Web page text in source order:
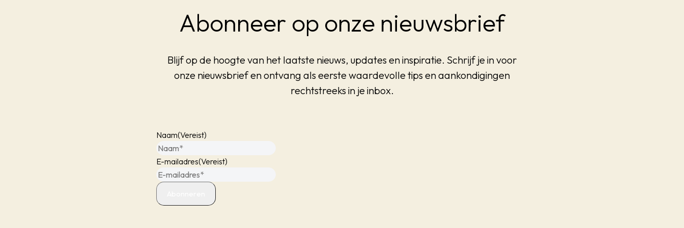
Abonneer op onze nieuwsbrief
Blijf op de hoogte van het laatste nieuws, updates en inspiratie. Schrijf je in voor
onze nieuwsbrief en ontvang als eerste waardevolle tips en aankondigingen
rechtstreeks in je inbox.
Naam(Vereist)
E-mailadres(Vereist)